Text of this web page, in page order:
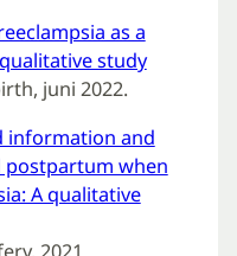
as a
study
juni 2022.
information and
postpartum when
A qualitative